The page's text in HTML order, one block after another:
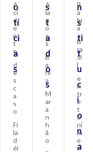
o
tí
ci
a
s
A
ci
d
e
n
t
e
d
e
s
c
a
s
o
Fi
la
d
él
s
t
a
d
o
s
A
la
g
o
a
s
B
a
hi
a
M
ar
a
n
h
ã
o
n
s
ti
t
u
c
i
o
n
a
B
a
hi
a
B
ra
si
l
e
n
tr
e
t
e
ni
m
e
n